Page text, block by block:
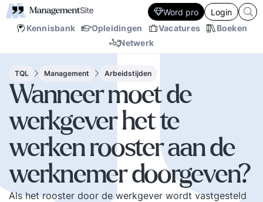
Kennisbank Opleidingen Vacatures
Boeken
Netwerk
Word pro Login
TQL Management Arbeidstijden
Wanneer moet de
werkgever het te
werken rooster aan de
werknemer doorgeven?
Als het rooster door de werkgever wordt vastgesteld